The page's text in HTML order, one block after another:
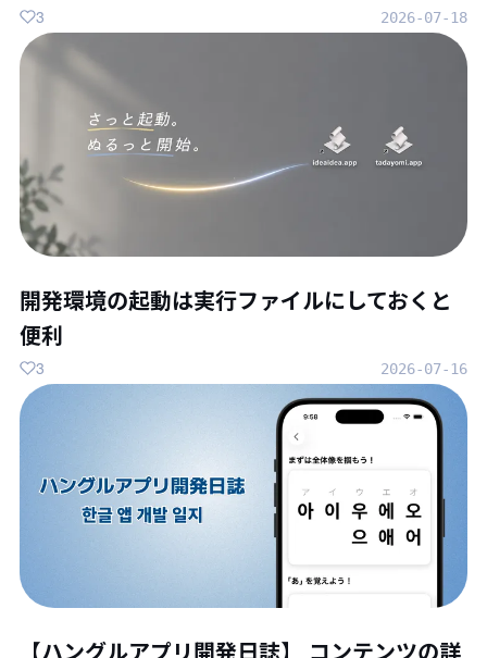
2026-07-18
3
開発環境の起動は実行ファイルにしておくと
便利
2026-07-16
3
【ハングルアプリ開発日誌】 コンテンツの詳